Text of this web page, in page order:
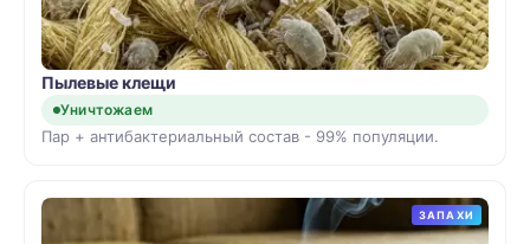
Пылевые клещи
Уничтожаем
Пар + антибактериальный состав - 99% популяции.
ЗАПАХИ